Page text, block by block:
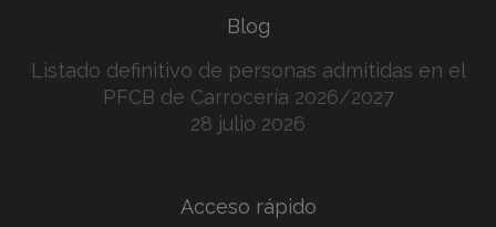
Blog
Listado definitivo de personas admitidas en el
PFCB de Carrocería 2026/2027
28 julio 2026
Acceso rápido